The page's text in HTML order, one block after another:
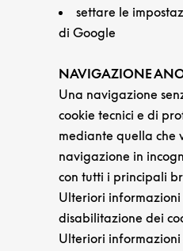
settare le
di Google
NAVIGAZIONE
Una navigazione
cookie tecnici e di
mediante quella che
navigazione in
con tutti i principali
Ulteriori informazioni
disabilitazione dei
Ulteriori informazioni